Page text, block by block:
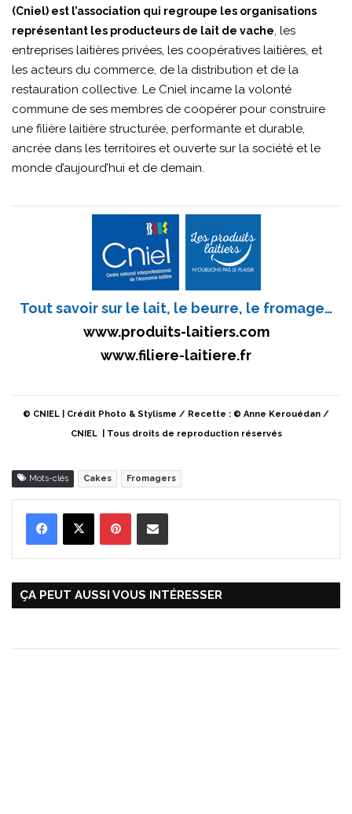
(Cniel) est l’association qui regroupe les organisations
représentant les producteurs de lait de vache, les
entreprises laitières privées, les coopératives laitières, et
les acteurs du commerce, de la distribution et de la
restauration collective. Le Cniel incarne la volonté
commune de ses membres de coopérer pour construire
une filière laitière structurée, performante et durable,
ancrée dans les territoires et ouverte sur la société et le
monde d’aujourd’hui et de demain.
Tout savoir sur le lait, le beurre, le fromage…
www.produits-laitiers.com
www.filiere-laitiere.fr
© CNIEL | Crédit Photo & Stylisme / Recette : © Anne Kerouédan /
CNIEL | Tous droits de reproduction réservés
Mots-clés Cakes Fromagers
ÇA PEUT AUSSI VOUS INTÉRESSER